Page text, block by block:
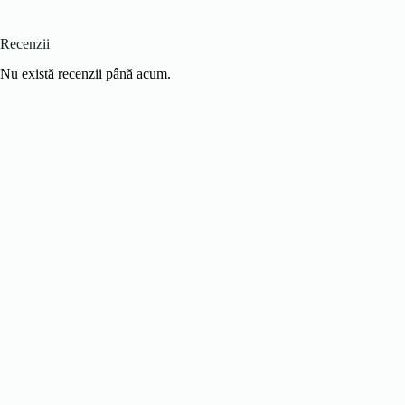
Recenzii
Nu există recenzii până acum.